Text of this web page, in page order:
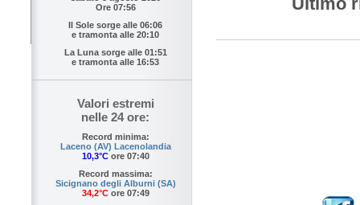
Ore 07:56
Il Sole sorge alle 06:06
e tramonta alle 20:10
La Luna sorge alle 01:51
e tramonta alle 16:53
Valori estremi
nelle 24 ore:
Record minima:
Laceno (AV) Lacenolandia
10,3°Core 07:40
Record massima:
Sicignano degli Alburni (SA)
34,2°Core 07:49